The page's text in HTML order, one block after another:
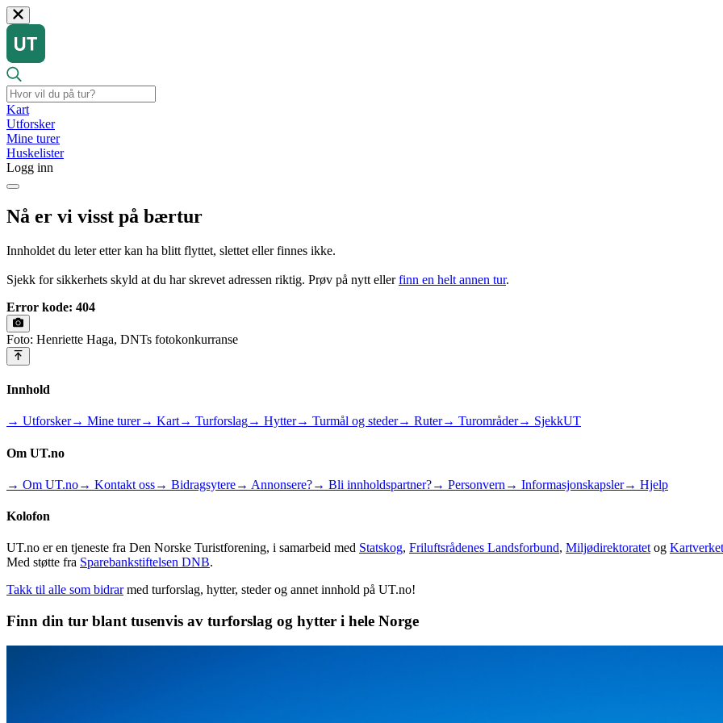
Kart
Utforsker
Mine turer
Huskelister
Logg inn
Nå er vi visst på bærtur
Innholdet du leter etter kan ha blitt flyttet, slettet eller finnes ikke.
Sjekk for sikkerhets skyld at du har skrevet adressen riktig. Prøv på nytt eller finn en helt annen tur.
Error kode: 404
Foto: Henriette Haga, DNTs fotokonkurranse
Innhold
→ Utforsker→ Mine turer→ Kart→ Turforslag→ Hytter→ Turmål og steder→ Ruter→ Turområder→ SjekkUT
Om UT.no
→ Om UT.no→ Kontakt oss→ Bidragsytere→ Annonsere?→ Bli innholdspartner?→ Personvern → Informasjonskapsler→ Hjelp
Kolofon
UT.no er en tjeneste fra Den Norske Turistforening, i samarbeid med Statskog, Friluftsrådenes Landsforbund, Miljødirektoratet og Kartverket
Med støtte fra Sparebankstiftelsen DNB.
Takk til alle som bidrar med turforslag, hytter, steder og annet innhold på UT.no!
Finn din tur blant tusenvis av turforslag og hytter i hele Norge